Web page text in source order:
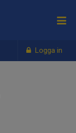
Logga in